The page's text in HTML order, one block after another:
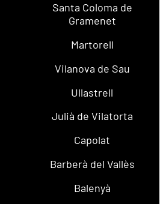
Santa Coloma de
Gramenet
Martorell
Vilanova de Sau
Ullastrell
Julià de Vilatorta
Capolat
Barberà del Vallès
Balenyà